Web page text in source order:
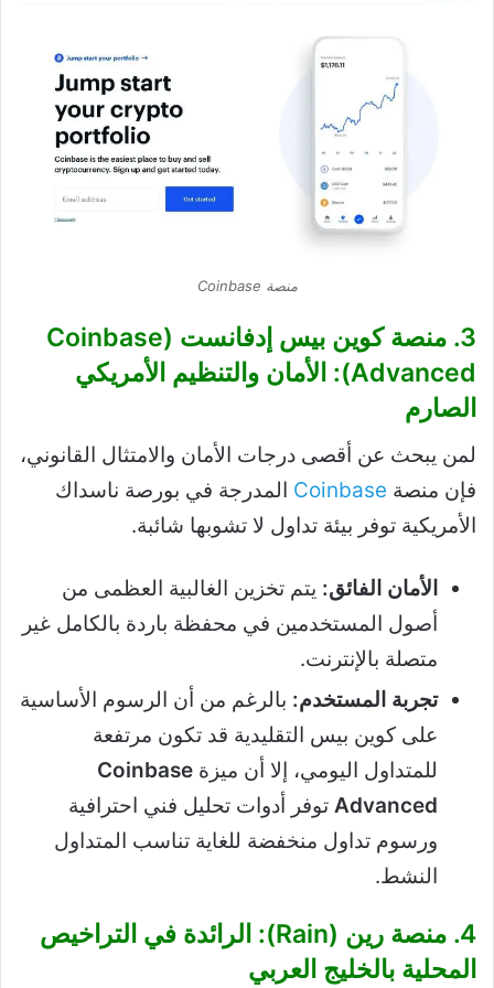
منصة Coinbase
3. منصة كوين بيس إدفانست (Coinbase
Advanced): الأمان والتنظيم الأمريكي
الصارم
لمن يبحث عن أقصى درجات الأمان والامتثال القانوني،
فإن منصة Coinbase المدرجة في بورصة ناسداك
الأمريكية توفر بيئة تداول لا تشوبها شائبة.
الأمان الفائق: يتم تخزين الغالبية العظمى من
أصول المستخدمين في محفظة باردة بالكامل غير
متصلة بالإنترنت.
تجربة المستخدم: بالرغم من أن الرسوم الأساسية
على كوين بيس التقليدية قد تكون مرتفعة
للمتداول اليومي، إلا أن ميزة Coinbase
Advanced توفر أدوات تحليل فني احترافية
ورسوم تداول منخفضة للغاية تناسب المتداول
النشط.
4. منصة رين (Rain): الرائدة في التراخيص
المحلية بالخليج العربي